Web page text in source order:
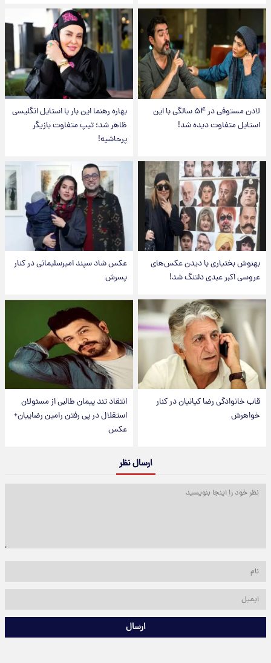
لادن مستوفی در ۵۴ سالگی با این
استایل متفاوت دیده شد!
بهاره رهنما این بار با استایل انگلیسی
ظاهر شد؛ تیپ متفاوت بازیگر
پرحاشیه!
بهنوش بختیاری با دیدن عکس‌های
عروسی اکبر عبدی دلتنگ شد!
عکس شاد سپند امیرسلیمانی در کنار
پسرش
قاب خانوادگی رضا کیانیان در کنار
خواهرش
انتقاد تند پیمان طالبی از مسئولان
استقلال در پی رفتن رامین رضاییان+
عکس
ارسال نظر
ارسال